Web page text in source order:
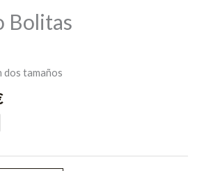
Bolitas
dos tamaños